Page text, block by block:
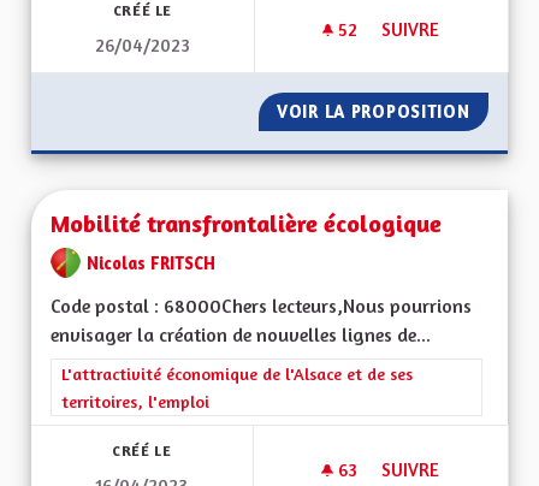
CRÉÉ LE
26/04/2023
52 52 ABONNÉS
SUIVRE
VOIR LA PROPOSITION UNE
Mobilité transfrontalière écologique
Nicolas FRITSCH
Code postal : 68000Chers lecteurs,Nous pourrions
envisager la création de nouvelles lignes de...
Filtrer les résultats de la catégorie : L'attractivité
L'attractivité économique de l'Alsace et de ses
territoires, l'emploi
CRÉÉ LE
63 63 ABONNÉS
SUIVRE